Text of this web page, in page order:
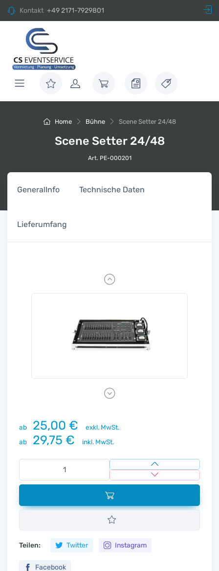
Kontakt +49 2171-7929801
Home Bühne Scene Setter 24/48
Scene Setter 24/48
Art. PE-000201
GeneralInfo Technische Daten
Lieferumfang
Previous
Next
ab 25,00 €
exkl. MwSt.
ab
29,75 € inkl. MwSt.
Teilen: Twitter Instagram
Facebook